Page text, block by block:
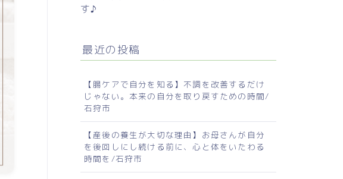
す♪
最近の投稿
【腸ケアで自分を知る】不調を改善するだけ
じゃない。本来の自分を取り戻すための時間/
石狩市
【産後の養生が大切な理由】お母さんが自分
を後回しにし続ける前に、心と体をいたわる
時間を/石狩市